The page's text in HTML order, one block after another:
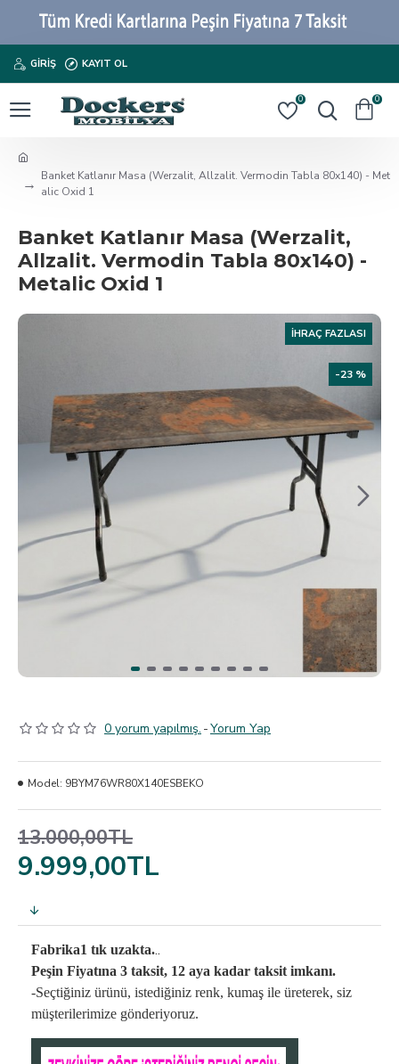
GIRIŞ KAYIT OL
0 0
Banket Katlanır Masa (Werzalit, Allzalit. Vermodin Tabla 80x140) - Met
alic Oxid 1
Banket Katlanır Masa (Werzalit,
Allzalit. Vermodin Tabla 80x140) -
Metalic Oxid 1
İHRAÇ FAZLASI
-23 %
0 yorum yapılmış. -Yorum Yap
9.999,00TL
13.000,00TL
Model: 9BYM76WR80X140ESBEKO
Fabrika1 tık uzakta...
Peşin Fiyatına 3 taksit, 12 aya kadar taksit imkanı.
-Seçtiğiniz ürünü, istediğiniz renk, kumaş ile üreterek, siz
müşterilerimize gönderiyoruz.